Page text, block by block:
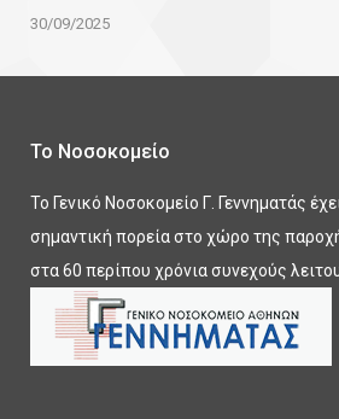
30/09/2025
Το Νοσοκομείο
Το Γενικό Νοσοκομείο Γ. Γεννηματάς
σημαντική πορεία στο χώρο της
στα 60 περίπου χρόνια συνεχούς